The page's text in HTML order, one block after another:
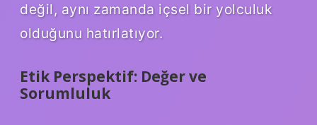
değil, aynı zamanda içsel bir yolculuk
olduğunu hatırlatıyor.
Etik Perspektif: Değer ve
Sorumluluk